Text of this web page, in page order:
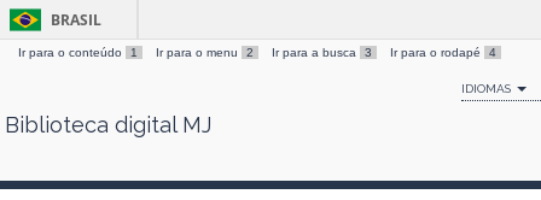
Skip
BRASIL
Ir para o conteúdo 1 Ir para o menu 2 Ir para a busca 3 Ir para o rodapé 4
IDIOMAS
Biblioteca digital MJ